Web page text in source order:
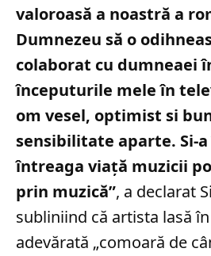
valoroasă a noastră a
Dumnezeu să o
colaborat cu dumneaei
începuturile mele în
om vesel, optimist si
sensibilitate aparte. Si-
întreaga viață muzicii
prin muzică”, a declarat
subliniind că artista lasă
adevărată „comoară de